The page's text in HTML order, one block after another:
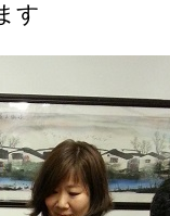
す